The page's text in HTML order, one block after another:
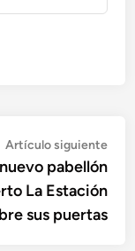
Artículo siguiente
pabellón
La Estación
sus puertas